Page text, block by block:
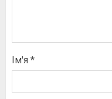
Ім'я *